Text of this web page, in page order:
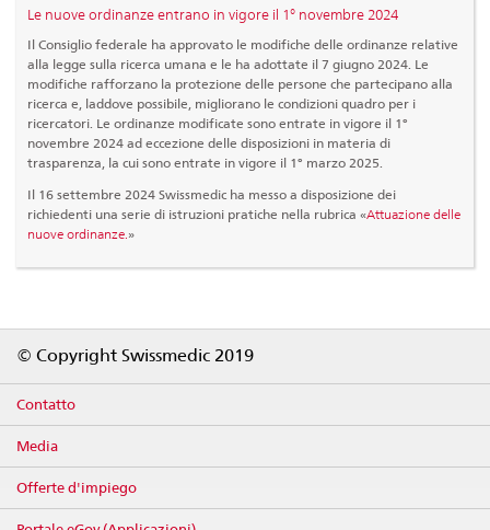
Le nuove ordinanze entrano in vigore il 1° novembre 2024
Il Consiglio federale ha approvato le modifiche delle ordinanze relative
alla legge sulla ricerca umana e le ha adottate il 7 giugno 2024. Le
modifiche rafforzano la protezione delle persone che partecipano alla
ricerca e, laddove possibile, migliorano le condizioni quadro per i
ricercatori. Le ordinanze modificate sono entrate in vigore il 1°
novembre 2024 ad eccezione delle disposizioni in materia di
trasparenza, la cui sono entrate in vigore il 1° marzo 2025.
Il 16 settembre 2024 Swissmedic ha messo a disposizione dei
richiedenti una serie di istruzioni pratiche nella rubrica «Attuazione delle
nuove ordinanze.»
© Copyright Swissmedic 2019
Contatto
Media
Offerte d'impiego